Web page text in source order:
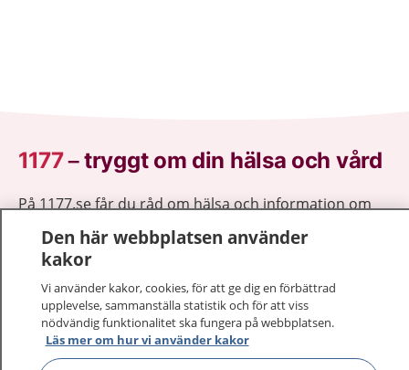
1177–tryggt om din hälsa och vård
På 1177.se får du råd om hälsa och information om
sjukdomar och vilka mottagningar du kan kontakta.
Logga in för att läsa din journal och göra dina
vårdärenden. Ring telefonnummer 1177 för
sjukvårdsrådgivning dygnet runt.
1177 ger dig råd när du vill må bättre.
Den här webbplatsen använder
kakor
Vi använder kakor, cookies, för att ge dig en förbättrad
upplevelse, sammanställa statistik och för att viss
nödvändig funktionalitet ska fungera på webbplatsen.
Läs mer om hur vi använder kakor